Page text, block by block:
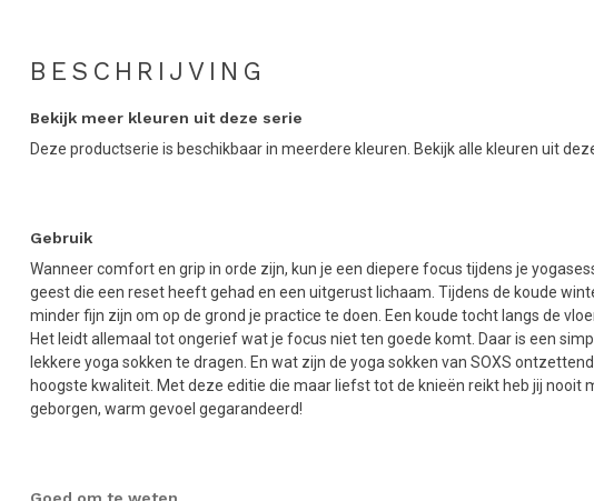
BESCHRIJVING
Bekijk meer kleuren uit deze serie
Deze productserie is beschikbaar in meerdere kleuren. Bekijk alle kleuren uit
Gebruik
Wanneer comfort en grip in orde zijn, kun je een diepere focus tijdens je
geest die een reset heeft gehad en een uitgerust lichaam. Tijdens de koude
minder fijn zijn om op de grond je practice te doen. Een koude tocht langs de
Het leidt allemaal tot ongerief wat je focus niet ten goede komt. Daar is een
lekkere yoga sokken te dragen. En wat zijn de yoga sokken van SOXS
hoogste kwaliteit. Met deze editie die maar liefst tot de knieën reikt heb jij nooit
geborgen, warm gevoel gegarandeerd!